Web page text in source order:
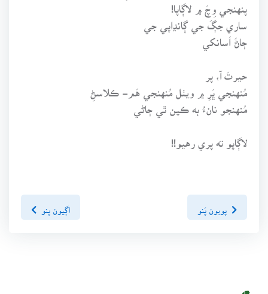
پنهنجي وِچَ ۾ لاڳاپا!
ساري جڳَ جي ڳانڍاپي جي
ڄاڻَ اَسانکي
حيرتَ آ، پر
مُنهنجي ڀَرِ ۾ ويٺل مُنهنجي هَم- ڪلاسڻِ
مُنهنجو نانءُ به ڪين ٿي ڄاڻي
لاڳاپو ته پري رهيو!!
اڳيون پنو